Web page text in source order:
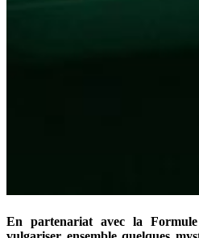
En partenariat avec la